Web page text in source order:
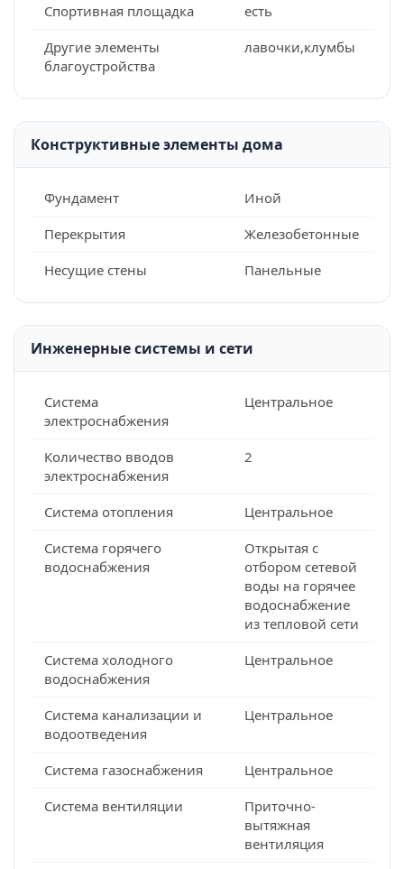
Спортивная площадка
есть
Другие элементы
благоустройства
лавочки,клумбы
Конструктивные элементы дома
Фундамент
Иной
Перекрытия
Железобетонные
Несущие стены
Панельные
Инженерные системы и сети
Система
электроснабжения
Центральное
Количество вводов
электроснабжения
2
Система отопления
Центральное
Система горячего
водоснабжения
Открытая с
отбором сетевой
воды на горячее
водоснабжение
из тепловой сети
Система холодного
водоснабжения
Центральное
Система канализации и
водоотведения
Центральное
Система газоснабжения
Центральное
Система вентиляции
Приточно-
вытяжная
вентиляция